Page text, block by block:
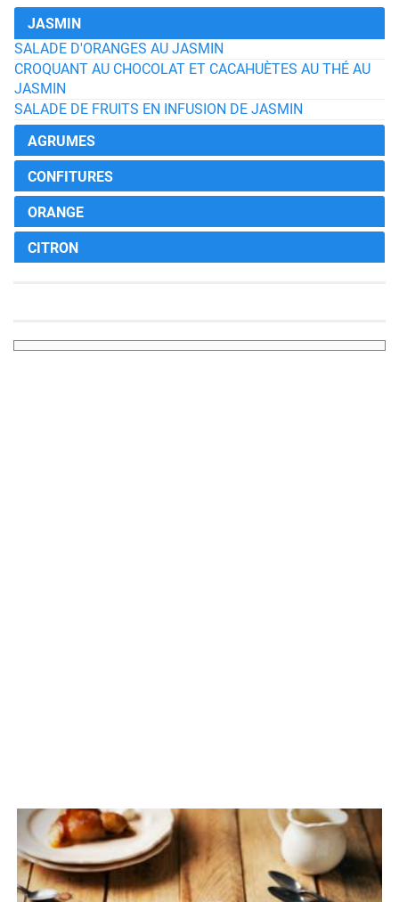
JASMIN
SALADE D'ORANGES AU JASMIN
CROQUANT AU CHOCOLAT ET CACAHUÈTES AU THÉ AU
JASMIN
SALADE DE FRUITS EN INFUSION DE JASMIN
AGRUMES
CONFITURES
ORANGE
CITRON